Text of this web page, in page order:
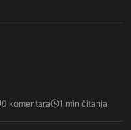
0 komentara 1 min čitanja